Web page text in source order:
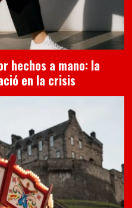
hechos a mano: la
en la crisis